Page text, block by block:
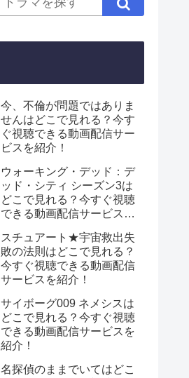
今、不倫が問題ではありま
せんはどこで見れる？今す
ぐ視聴できる動画配信サー
ビスを紹介！
ウォーキング・デッド：デ
ッド・シティ シーズン3は
どこで見れる？今すぐ視聴
できる動画配信サービスを
スチュアート★宇宙救出失
敗の法則はどこで見れる？
今すぐ視聴できる動画配信
サービスを紹介！
サイボーグ009 ネメシスは
どこで見れる？今すぐ視聴
できる動画配信サービスを
紹介！
名探偵のままでいてはどこ